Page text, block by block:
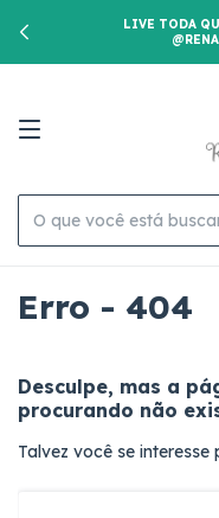
LIVE TODA
Erro - 404
Desculpe, mas a
procurando não
Talvez você se